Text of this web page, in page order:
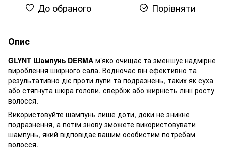
До обраного Порівняти
Опис
GLYNT Шампунь DERMA м’яко очищає та зменшує надмірне
вироблення шкірного сала. Водночас він ефективно та
результативно діє проти лупи та подразнень, таких як суха
або стягнута шкіра голови, свербіж або жирність лінії росту
волосся.
Використовуйте шампунь лише доти, доки не зникне
подразнення, а потім знову зможете використовувати
шампунь, який відповідає вашим особистим потребам
волосся.